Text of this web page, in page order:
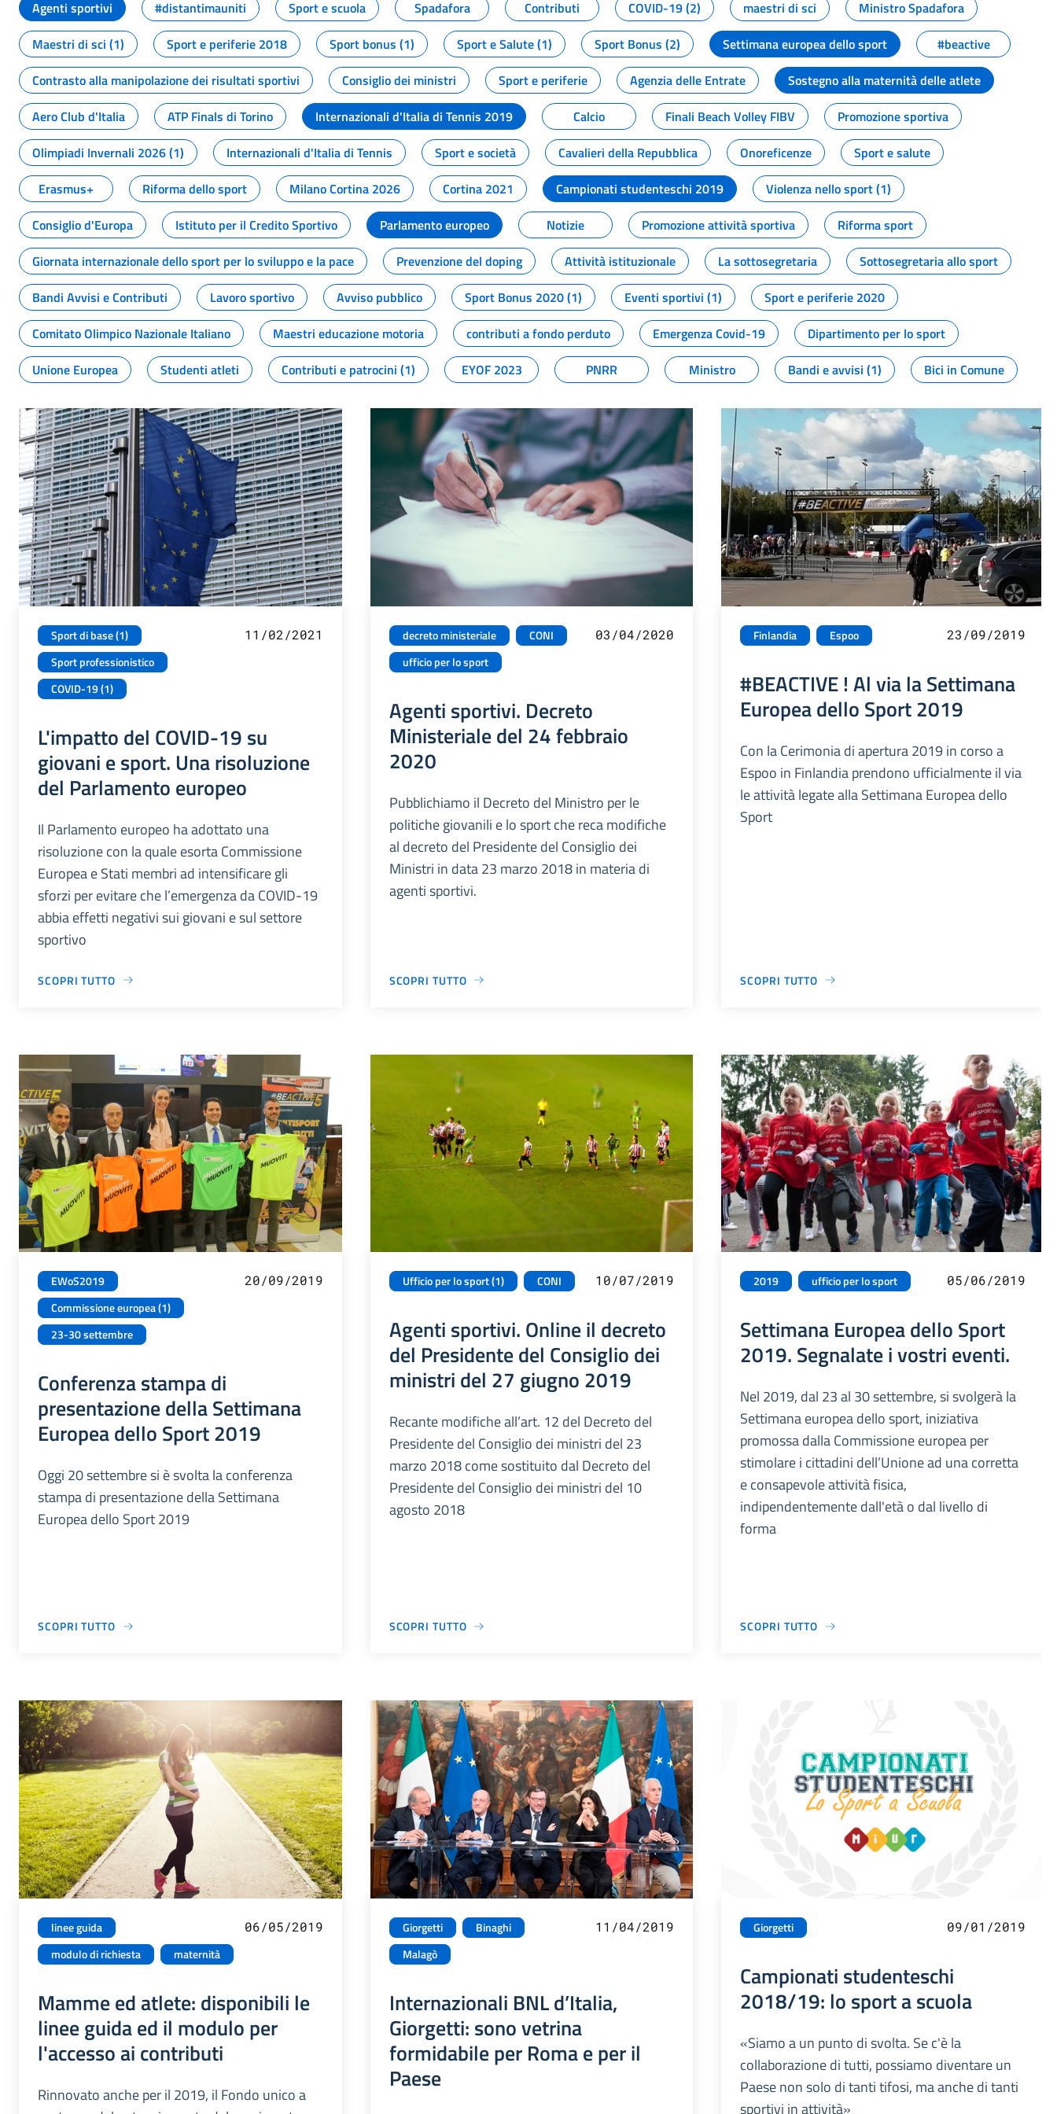
Agenti sportivi
#distantimauniti Sport e scuola Spadafora Contributi COVID-19 (2) maestri di sci
Ministro Spadafora
Maestri di sci (1)
Sport e periferie 2018 Sport bonus (1) Sport e Salute (1) Sport Bonus (2) Settimana europea dello sport
#beactive
Contrasto alla manipolazione dei risultati sportivi
Consiglio dei ministri Sport e periferie Agenzia delle Entrate
Sostegno alla maternità delle atlete
Aero Club d'Italia
ATP Finals di Torino Internazionali d'Italia di Tennis 2019 Calcio Finali Beach Volley FIBV
Promozione sportiva
Olimpiadi Invernali 2026 (1)
Internazionali d'Italia di Tennis Sport e società Cavalieri della Repubblica Onoreficenze
Sport e salute
Erasmus+
Riforma dello sport Milano Cortina 2026 Cortina 2021 Campionati studenteschi 2019
Violenza nello sport (1)
Consiglio d'Europa
Istituto per il Credito Sportivo Parlamento europeo Notizie Promozione attività sportiva
Riforma sport
Giornata internazionale dello sport per lo sviluppo e la pace
Prevenzione del doping Attività istituzionale La sottosegretaria
Sottosegretaria allo sport
Bandi Avvisi e Contributi
Lavoro sportivo Avviso pubblico Sport Bonus 2020 (1) Eventi sportivi (1)
Sport e periferie 2020
Comitato Olimpico Nazionale Italiano
Maestri educazione motoria contributi a fondo perduto Emergenza Covid-19
Dipartimento per lo sport
Unione Europea
Studenti atleti Contributi e patrocini (1) EYOF 2023 PNRR Ministro Bandi e avvisi (1) Bici in Comune
Sport di base (1)
Sport professionistico
COVID-19 (1)
11/02/2021
L'impatto del COVID-19 su
giovani e sport. Una risoluzione
del Parlamento europeo
Il Parlamento europeo ha adottato una
risoluzione con la quale esorta Commissione
Europea e Stati membri ad intensificare gli
sforzi per evitare che l’emergenza da COVID-19
abbia effetti negativi sui giovani e sul settore
sportivo
SCOPRI TUTTO
decreto ministeriale
CONI
ufficio per lo sport
03/04/2020
Agenti sportivi. Decreto
Ministeriale del 24 febbraio
2020
Pubblichiamo il Decreto del Ministro per le
politiche giovanili e lo sport che reca modifiche
al decreto del Presidente del Consiglio dei
Ministri in data 23 marzo 2018 in materia di
agenti sportivi.
SCOPRI TUTTO
Finlandia Espoo 23/09/2019
#BEACTIVE ! Al via la Settimana
Europea dello Sport 2019
Con la Cerimonia di apertura 2019 in corso a
Espoo in Finlandia prendono ufficialmente il via
le attività legate alla Settimana Europea dello
Sport
SCOPRI TUTTO
EWoS2019
Commissione europea (1)
23-30 settembre
20/09/2019
Conferenza stampa di
presentazione della Settimana
Europea dello Sport 2019
Oggi 20 settembre si è svolta la conferenza
stampa di presentazione della Settimana
Europea dello Sport 2019
SCOPRI TUTTO
Ufficio per lo sport (1) CONI 10/07/2019
Agenti sportivi. Online il decreto
del Presidente del Consiglio dei
ministri del 27 giugno 2019
Recante modifiche all’art. 12 del Decreto del
Presidente del Consiglio dei ministri del 23
marzo 2018 come sostituito dal Decreto del
Presidente del Consiglio dei ministri del 10
agosto 2018
SCOPRI TUTTO
2019 ufficio per lo sport 05/06/2019
Settimana Europea dello Sport
2019. Segnalate i vostri eventi.
Nel 2019, dal 23 al 30 settembre, si svolgerà la
Settimana europea dello sport, iniziativa
promossa dalla Commissione europea per
stimolare i cittadini dell’Unione ad una corretta
e consapevole attività fisica,
indipendentemente dall'età o dal livello di
forma
SCOPRI TUTTO
linee guida
modulo di richiesta
maternità
06/05/2019
Mamme ed atlete: disponibili le
linee guida ed il modulo per
l'accesso ai contributi
Rinnovato anche per il 2019, il Fondo unico a
Giorgetti
Binaghi
Malagò
11/04/2019
Internazionali BNL d’Italia,
Giorgetti: sono vetrina
formidabile per Roma e per il
Paese
Giorgetti 09/01/2019
Campionati studenteschi
2018/19: lo sport a scuola
«Siamo a un punto di svolta. Se c'è la
collaborazione di tutti, possiamo diventare un
Paese non solo di tanti tifosi, ma anche di tanti
sportivi in attività»